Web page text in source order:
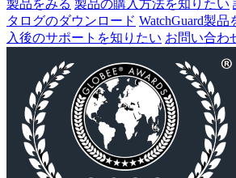
製品をみる 製品の購入方法を知りたい
タログのダウンロード WatchGuard製
入後のサポートを知りたい お問い合わ